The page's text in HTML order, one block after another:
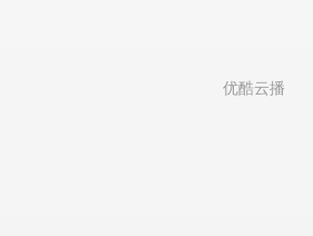
优酷云播